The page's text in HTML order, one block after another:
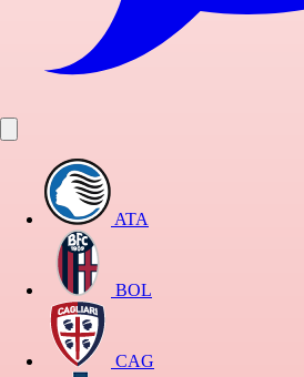
ATA
BOL
CAG